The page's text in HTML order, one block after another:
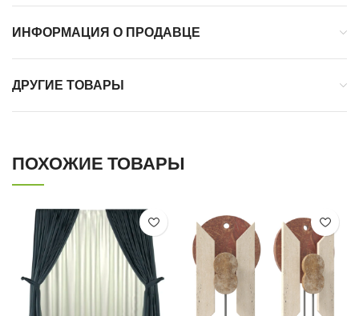
ИНФОРМАЦИЯ О ПРОДАВЦЕ
ДРУГИЕ ТОВАРЫ
ПОХОЖИЕ ТОВАРЫ